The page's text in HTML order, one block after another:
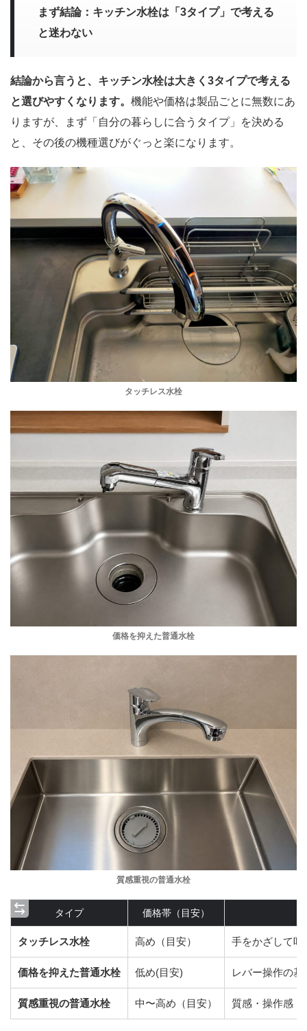
まず結論：キッチン水栓は「3タイプ」で考える
と迷わない
結論から言うと、キッチン水栓は大きく3タイプで考える
と選びやすくなります。 機能や価格は製品ごとに無数にあ
りますが、まず「自分の暮らしに合うタイプ」を決める
と、その後の機種選びがぐっと楽になります。
タッチレス水栓
価格を抑えた普通水栓
質感重視の普通水栓
タイプ 価格帯（目安）
タッチレス水栓 高め（目安） 手をかざして
価格を抑えた普通水栓 低め(目安) レバー操作の
質感重視の普通水栓 中〜高め（目安） 質感・操作感